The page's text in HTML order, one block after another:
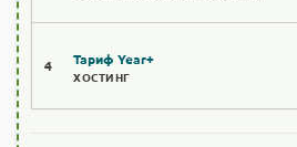
4 Тариф Year+
ХОСТИНГ